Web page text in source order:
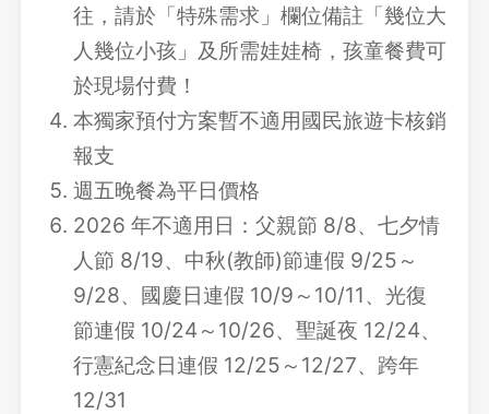
往，請於「特殊需求」欄位備註「幾位大
人幾位小孩」及所需娃娃椅，孩童餐費可
於現場付費！
本獨家預付方案暫不適用國民旅遊卡核銷
報支
週五晚餐為平日價格
2026 年不適用日：父親節 8/8、七夕情
人節 8/19、中秋(教師)節連假 9/25～
9/28、國慶日連假 10/9～10/11、光復
節連假 10/24～10/26、聖誕夜 12/24、
行憲紀念日連假 12/25～12/27、跨年
12/31